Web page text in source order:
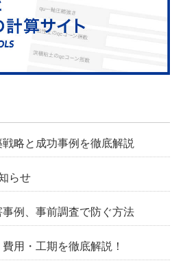
略と成功事例を徹底解説
らせ
例、事前調査で防ぐ方法
用・工期を徹底解説！